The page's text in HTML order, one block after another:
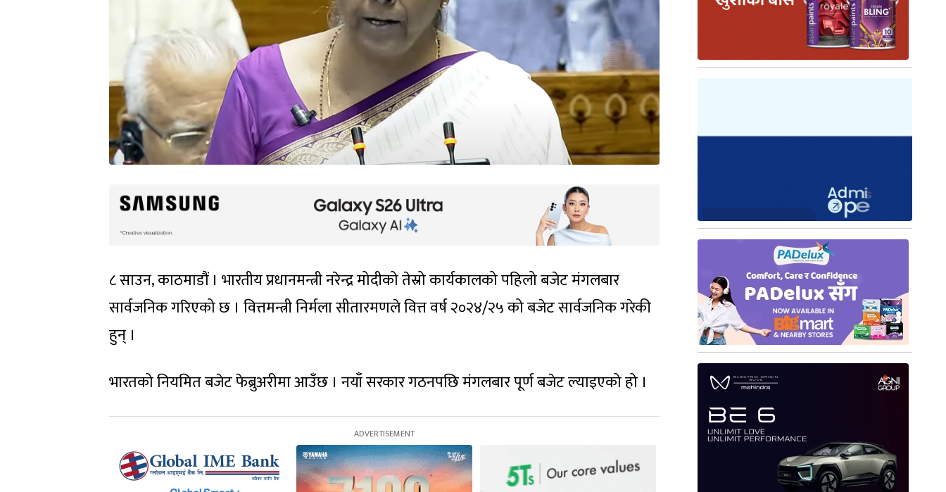
८ साउन, काठमाडौं । भारतीय प्रधानमन्त्री नरेन्द्र मोदीको तेस्रो कार्यकालको पहिलो बजेट मंगलबार
सार्वजनिक गरिएको छ । वित्तमन्त्री निर्मला सीतारमणले वित्त वर्ष २०२४/२५ को बजेट सार्वजनिक गरेकी
हुन् ।
भारतको नियमित बजेट फेब्रुअरीमा आउँछ । नयाँ सरकार गठनपछि मंगलबार पूर्ण बजेट ल्याइएको हो ।